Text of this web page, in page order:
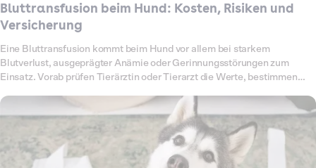
Bluttransfusion beim Hund: Kosten, Risiken und
Versicherung
Eine Bluttransfusion kommt beim Hund vor allem bei starkem
Blutverlust, ausgeprägter Anämie oder Gerinnungsstörungen zum
Einsatz. Vorab prüfen Tierärztin oder Tierarzt die Werte, bestimmen
der Infusion engmaschig. Das Verfahren ist aufwendig, da Diagnostik,
Auswahl des Blutprodukts, die eigentliche Übertragung und die
Nachsorge sicher koordiniert werden müssen. Entsprechend variieren
die Kosten je nach Klinik, GOT-Faktor, Blutmenge und notwendiger
stationärer Betreuung.